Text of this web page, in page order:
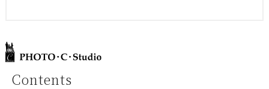
Contents